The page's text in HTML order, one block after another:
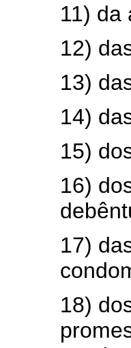
11) da
12)
13)
14)
15)
16)
17)
18)